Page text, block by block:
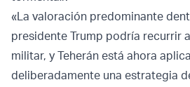
«La valoración predominante
presidente Trump podría recurrir
militar, y Teherán está ahora
deliberadamente una estrategia